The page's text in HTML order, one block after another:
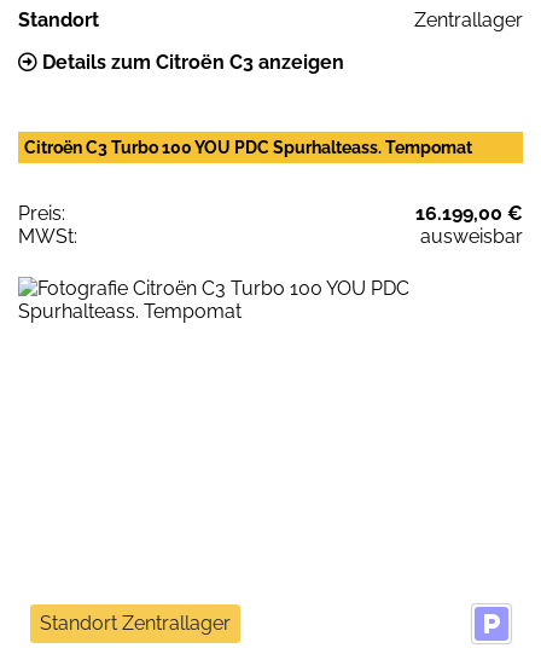
Standort
Zentrallager
Details zum Citroën C3 anzeigen
Citroën C3 Turbo 100 YOU PDC Spurhalteass. Tempomat
Preis:
16.199,00 €
MWSt:
ausweisbar
Standort Zentrallager